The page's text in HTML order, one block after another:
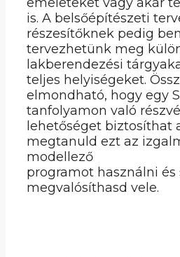
is. A belsőépítészeti
részesítőknek pedig
tervezhetünk meg
lakberendezési
teljes helyiségeket.
elmondható, hogy egy
tanfolyamon való
lehetőséget biztosíthat
megtanuld ezt az
modellező
programot használni
megvalósíthasd vele.